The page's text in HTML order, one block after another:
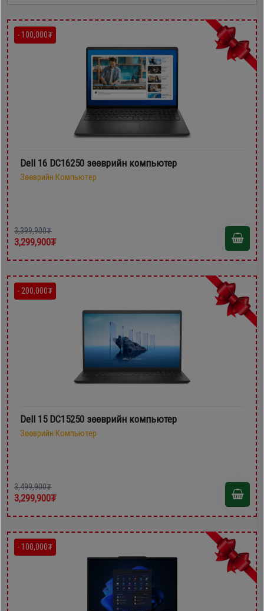
- 100,000₮
Dell 16 DC16250 зөөврийн компьютер
Зөөврийн Компьютер
3,399,900₮
3,299,900₮
- 200,000₮
Dell 15 DC15250 зөөврийн компьютер
Зөөврийн Компьютер
3,499,900₮
3,299,900₮
- 100,000₮